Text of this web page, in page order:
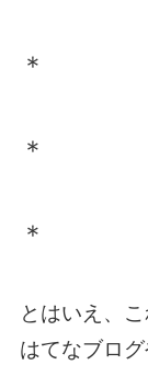
＊
＊
＊
とはいえ、
はてなブロ